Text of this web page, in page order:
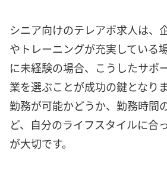
シニア向けのテレアポ求人は、
やトレーニングが充実している
に未経験の場合、こうしたサポ
業を選ぶことが成功の鍵となり
勤務が可能かどうか、勤務時間
ど、自分のライフスタイルに合
が大切です。